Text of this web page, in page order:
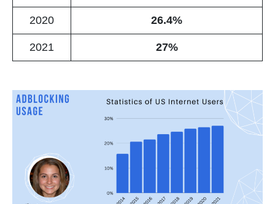
2020 26.4%
2021 27%